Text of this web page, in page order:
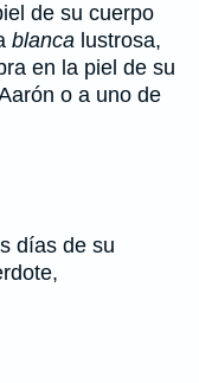
de su cuerpo
blanca lustrosa,
en la piel de su
o a uno de
días de su